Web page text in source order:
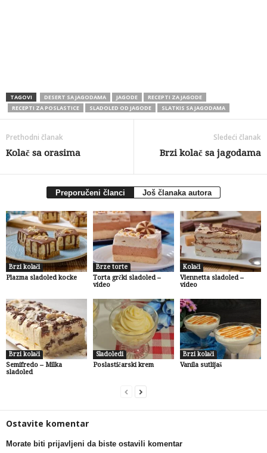
TAGOVI DESERT SA JAGODAMA JAGODE
RECEPTI ZA JAGODE
RECEPTI ZA POSLASTICE
SLADOLED OD JAGODE SLATKIS SA JAGODAMA
Prethodni članak
Kolač sa orasima
Sledeći članak
Brzi kolač sa jagodama
Preporučeni članci Još članaka autora
Brzi kolači
Plazma sladoled kocke
Brze torte
Torta grčki sladoled –
video
Kolači
Viennetta sladoled –
video
Brzi kolači
Semifredo – Milka
sladoled
Sladoledi
Poslastičarski krem
Brzi kolači
Vanila sutlijaš
Ostavite komentar
Morate biti prijavljeni da biste ostavili komentar